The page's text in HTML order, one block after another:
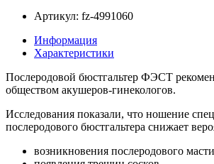
Артикул: fz-4991060
Информация
Характеристики
Послеродовой бюстгальтер ФЭСТ
обществом акушеров-гинекологов.
Исследования показали, что ношение
послеродового бюстгальтера снижает
возникновения послеродового